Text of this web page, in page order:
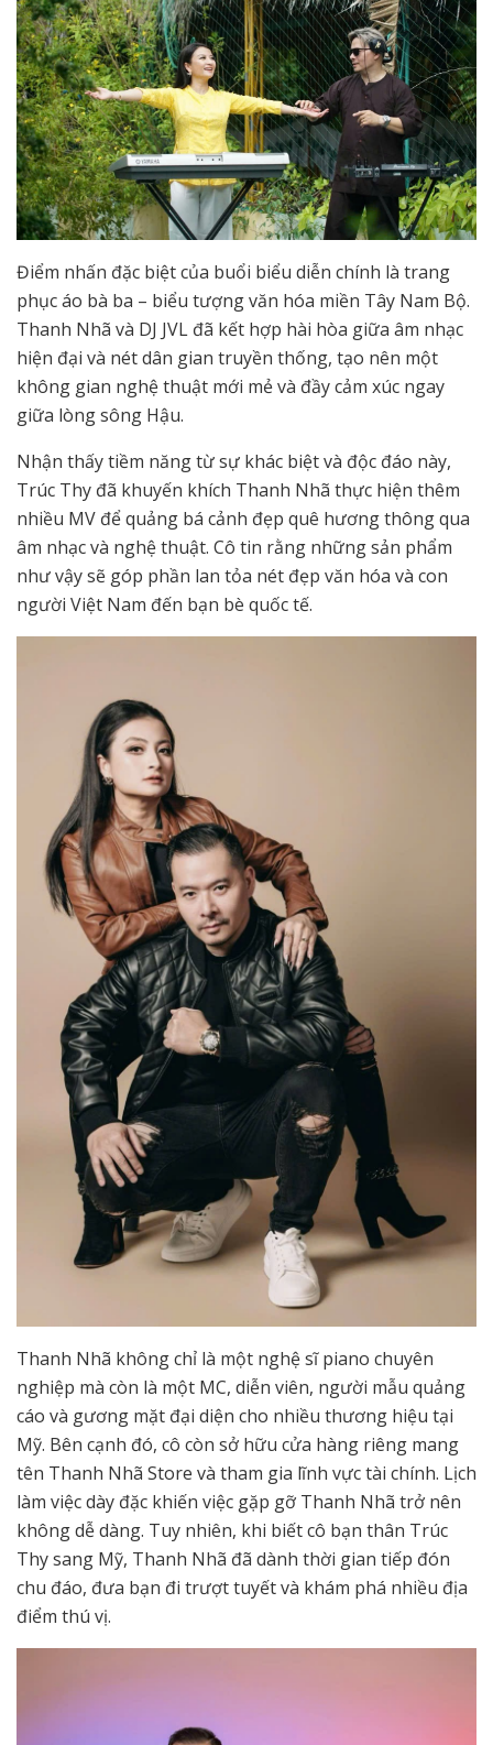
Điểm nhấn đặc biệt của buổi biểu diễn chính là trang
phục áo bà ba – biểu tượng văn hóa miền Tây Nam Bộ.
Thanh Nhã và DJ JVL đã kết hợp hài hòa giữa âm nhạc
hiện đại và nét dân gian truyền thống, tạo nên một
không gian nghệ thuật mới mẻ và đầy cảm xúc ngay
giữa lòng sông Hậu.
Nhận thấy tiềm năng từ sự khác biệt và độc đáo này,
Trúc Thy đã khuyến khích Thanh Nhã thực hiện thêm
nhiều MV để quảng bá cảnh đẹp quê hương thông qua
âm nhạc và nghệ thuật. Cô tin rằng những sản phẩm
như vậy sẽ góp phần lan tỏa nét đẹp văn hóa và con
người Việt Nam đến bạn bè quốc tế.
Thanh Nhã không chỉ là một nghệ sĩ piano chuyên
nghiệp mà còn là một MC, diễn viên, người mẫu quảng
cáo và gương mặt đại diện cho nhiều thương hiệu tại
Mỹ. Bên cạnh đó, cô còn sở hữu cửa hàng riêng mang
tên Thanh Nhã Store và tham gia lĩnh vực tài chính. Lịch
làm việc dày đặc khiến việc gặp gỡ Thanh Nhã trở nên
không dễ dàng. Tuy nhiên, khi biết cô bạn thân Trúc
Thy sang Mỹ, Thanh Nhã đã dành thời gian tiếp đón
chu đáo, đưa bạn đi trượt tuyết và khám phá nhiều địa
điểm thú vị.